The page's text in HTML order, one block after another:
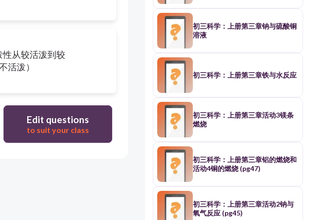
从较活泼到较
活泼）
Edit questions
to suit your class
初三科学：上册第三章钠与硫酸铜
溶液
初三科学：上册第三章铁与水反应
初三科学：上册第三章活动3镁条
燃烧
初三科学：上册第三章铝的燃烧和
活动4铜的燃烧 (pg47)
初三科学：上册第三章活动2钠与
氧气反应 (pg45)